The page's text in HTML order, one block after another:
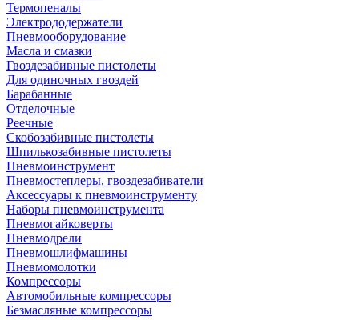
Термопеналы
Электрододержатели
Пневмооборудование
Масла и смазки
Гвоздезабивные пистолеты
Для одиночных гвоздей
Барабанные
Отделочные
Реечные
Скобозабивные пистолеты
Шпилькозабивные пистолеты
Пневмоинструмент
Пневмостеплеры, гвоздезабиватели
Аксессуары к пневмоинструменту
Наборы пневмоинструмента
Пневмогайковерты
Пневмодрели
Пневмошлифмашины
Пневмомолотки
Компрессоры
Автомобильные компрессоры
Безмасляные компрессоры